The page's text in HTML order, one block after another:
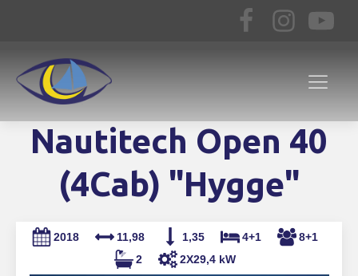
Nautitech Open 40
(4Cab) "Hygge"
2018 11,98 1,35 4+1
8+1
2
2X29,4 kW